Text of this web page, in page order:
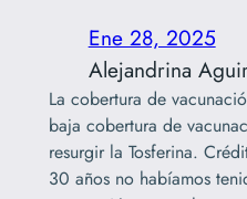
Ene 28, 2025
Alejandrina
La cobertura de
baja cobertura de
resurgir la Tosferina.
30 años no habíamos